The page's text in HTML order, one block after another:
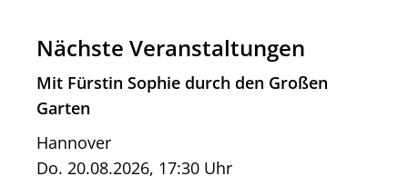
Nächste Veranstaltungen
Mit Fürstin Sophie durch den Großen
Garten
Hannover
Do. 20.08.2026, 17:30 Uhr